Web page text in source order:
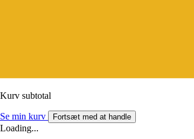
Kurv subtotal
Se min kurv Fortsæt med at handle
Loading...